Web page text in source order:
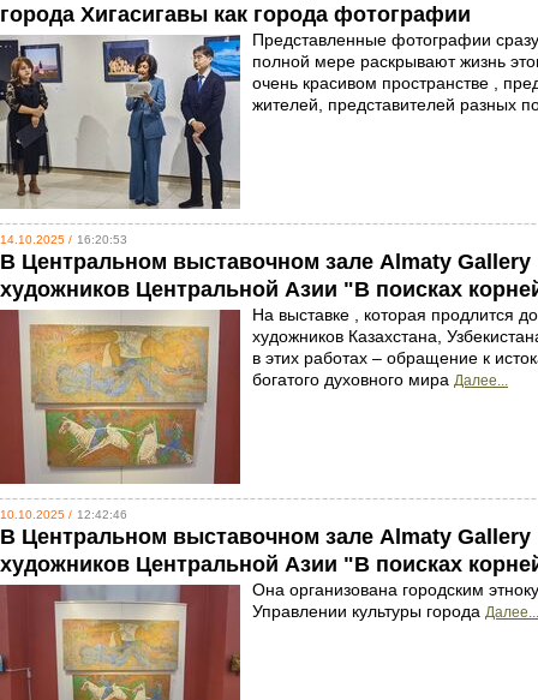
города Хигасигавы как города фотографии
Представленные фотографии
полной мере раскрывают жизнь
очень красивом пространстве ,
жителей, представителей разных
14.10.2025 / 16:20:53
В Центральном выставочном зале Almaty Gallery
художников Центральной Азии "В поисках
На выставке , которая продлится
художников Казахстана,
в этих работах – обращение к
богатого духовного мира Далее...
10.10.2025 / 12:42:46
В Центральном выставочном зале Almaty Gallery
художников Центральной Азии "В поисках
Она организована городским
Управлении культуры города Далее...